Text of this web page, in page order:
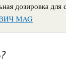
дозировка для
MAG